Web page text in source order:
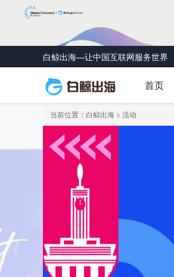
白鲸出海—让中国互联网服务世界
首页
当前位置： 白鲸出海 > 活动